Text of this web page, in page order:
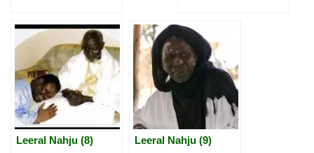
Leeral Nahju (8) Leeral Nahju (9)